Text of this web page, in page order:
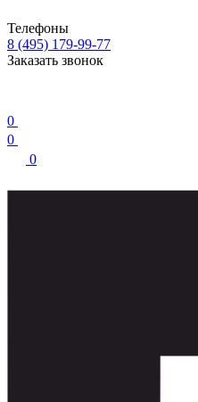
Телефоны
8 (495) 179-99-77
Заказать звонок
0
0
0